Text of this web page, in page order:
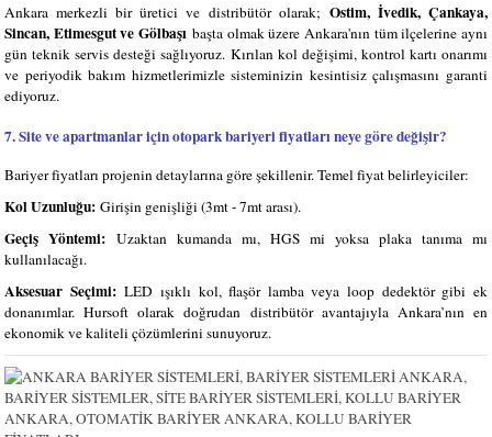
Ankara merkezli bir üretici ve distribütör olarak; Ostim, İvedik, Çankaya,
Sincan, Etimesgut ve Gölbaşı başta olmak üzere Ankara'nın tüm ilçelerine aynı
gün teknik servis desteği sağlıyoruz. Kırılan kol değişimi, kontrol kartı onarımı
ve periyodik bakım hizmetlerimizle sisteminizin kesintisiz çalışmasını garanti
ediyoruz.
7. Site ve apartmanlar için otopark bariyeri fiyatları neye göre değişir?
Bariyer fiyatları projenin detaylarına göre şekillenir. Temel fiyat belirleyiciler:
Kol Uzunluğu: Girişin genişliği (3mt - 7mt arası).
Geçiş Yöntemi: Uzaktan kumanda mı, HGS mi yoksa plaka tanıma mı
kullanılacağı.
Aksesuar Seçimi:LED ışıklı kol, flaşör lamba veya loop dedektör gibi ek
donanımlar. Hursoft olarak doğrudan distribütör avantajıyla Ankara’nın en
ekonomik ve kaliteli çözümlerini sunuyoruz.